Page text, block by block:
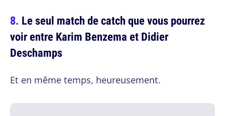
Le seul match de catch que vous pourrez
voir entre Karim Benzema et Didier
Deschamps
Et en même temps, heureusement.